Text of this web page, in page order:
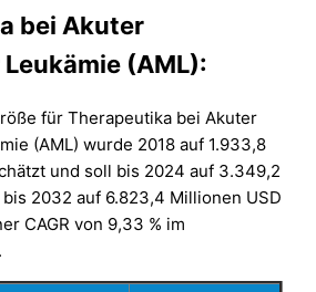
bei Akuter
(AML):
für Therapeutika bei Akuter
(AML) wurde 2018 auf 1.933,8
und soll bis 2024 auf 3.349,2
2032 auf 6.823,4 Millionen USD
CAGR von 9,33 % im